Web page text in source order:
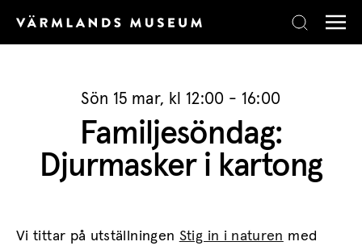
Sön 15 mar, kl 12:00 - 16:00
Familjesöndag:
Djurmasker i kartong
Vi tittar på utställningen Stig in i naturen med